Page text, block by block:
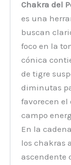
Chakra del
es una
buscan
foco en la
cónica
de tigre
diminutas
favorecen
campo
En la
los chakras
ascendente